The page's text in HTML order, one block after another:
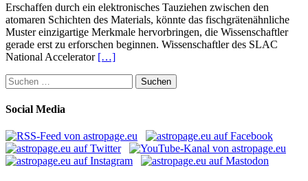
Erschaffen durch ein elektronisches Tauziehen zwischen den
atomaren Schichten des Materials, könnte das fischgrätenähnliche
Muster einzigartige Merkmale hervorbringen, die Wissenschaftler
gerade erst zu erforschen beginnen. Wissenschaftler des SLAC
National Accelerator […]
Suchen
nach:
Social Media